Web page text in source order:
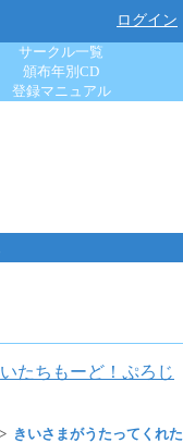
ログイン
サークル一覧
頒布年別CD
登録マニュアル
いたちもーど！ぷろじ
きいさまがうたってくれた